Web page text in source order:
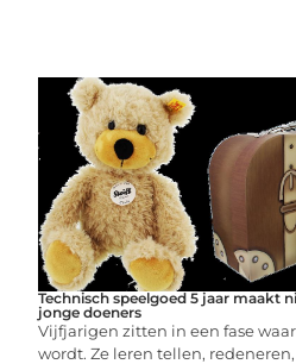
Technisch speelgoed 5 jaar maakt
jonge doeners
Vijfjarigen zitten in een fase
wordt. Ze leren tellen,